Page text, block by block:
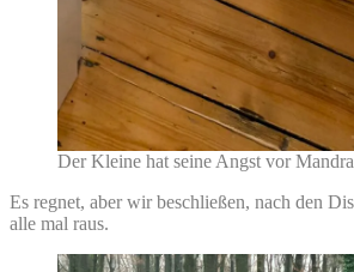
Der Kleine hat seine Angst vor
Es regnet, aber wir beschließen, nach den
alle mal raus.